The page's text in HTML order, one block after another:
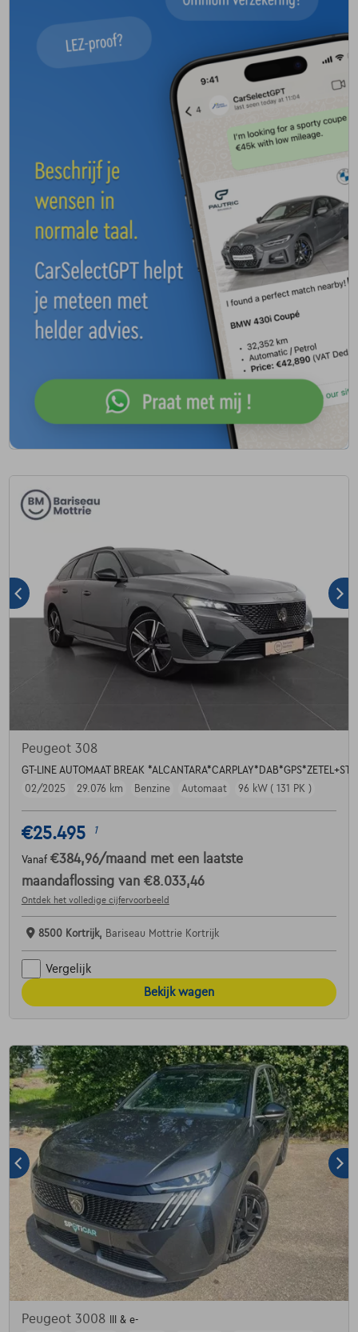
Peugeot 308
GT-LINE AUTOMAAT BREAK
02/2025
29.076 km Benzine Automaat 96 kW ( 131 PK )
€25.495 1
Vanaf €384,96/maand met een laatste
maandaflossing van €8.033,46
Ontdek het volledige cijfervoorbeeld
8500 Kortrijk, Bariseau Mottrie Kortrijk
Vergelijk
Bekijk wagen
Peugeot 3008
III & e-